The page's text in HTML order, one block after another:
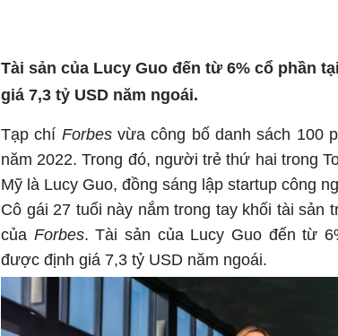
Tài sản của Lucy Guo đến từ 6% cổ phần
giá 7,3 tỷ USD năm ngoái.
Tạp chí Forbes vừa công bố danh sách 100
năm 2022. Trong đó, người trẻ thứ hai trong
Mỹ là Lucy Guo, đồng sáng lập startup công
Cô gái 27 tuổi này nắm trong tay khối tài sản
của Forbes. Tài sản của Lucy Guo đến từ
được định giá 7,3 tỷ USD năm ngoái.